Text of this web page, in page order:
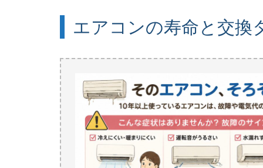
エアコンの寿命と交換